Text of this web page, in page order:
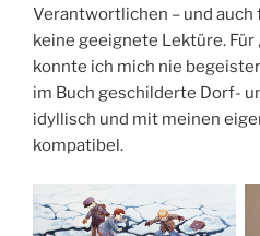
Verantwortlichen – und auch
keine geeignete Lektüre. Für
konnte ich mich nie
im Buch geschilderte Dorf-
idyllisch und mit meinen
kompatibel.